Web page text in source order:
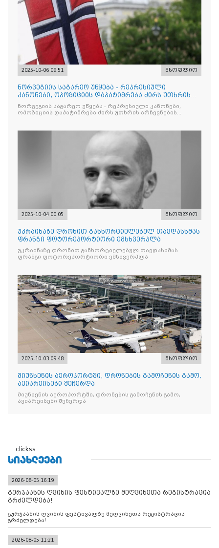
2025-10-06 09:51 მსოფლიო
ნორვეგიის საგარეო უწყება - რეპრესიული
კანონები, ოპოზიციის დაპატიმრება ძირს უთხრის
არჩევნების ნდობას
ნორვეგიის საგარეო უწყება - რეპრესიული კანონები,
ოპოზიციის დაპატიმრება ძირს უთხრის არჩევნების
2025-10-04 00:05 მსოფლიო
უკრაინაზე დრონით განხორციელებულ თავდასხმას
ფრანგი ფოტორეპორტიორი ემსხვერპლა
უკრაინაზე დრონით განხორციელებულ თავდასხმას
ფრანგი ფოტორეპორტიორი ემსხვერპლა
2025-10-03 09:48 მსოფლიო
მიუნხენის აეროპორტში, დრონების გამოჩენის გამო,
ავიარეისები შეჩერდა
მიუნხენის აეროპორტში, დრონების გამოჩენის გამო,
ავიარეისები შეჩერდა
clickss
ᲡᲘᲐᲮᲚᲔᲔᲑᲘ
2026-08-05 16:19
გურჯაანის ღვინის ფესტივალზე მეღვინეთა რეგისტრაცია
გრძელდება!
გურჯაანის ღვინის ფესტივალზე მეღვინეთა რეგისტრაცია
გრძელდება!
2026-08-05 11:21